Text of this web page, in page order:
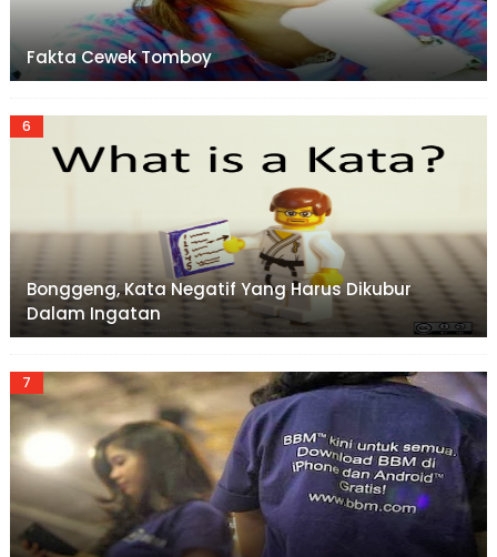
Fakta Cewek Tomboy
Bonggeng, Kata Negatif Yang Harus Dikubur
Dalam Ingatan